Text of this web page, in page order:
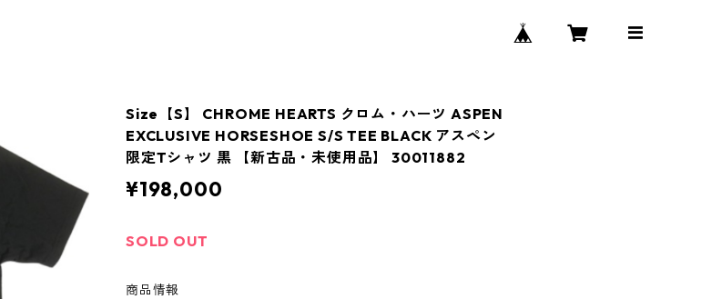
Size【S】 CHROME HEARTS クロム・ハーツ ASPEN
EXCLUSIVE HORSESHOE S/S TEE BLACK アスペン
限定Tシャツ 黒 【新古品・未使用品】 30011882
¥198,000
SOLD OUT
商品情報